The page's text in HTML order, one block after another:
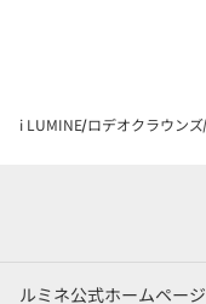
i LUMINE ロデオクラウンズ
ルミネ公式ホームページ